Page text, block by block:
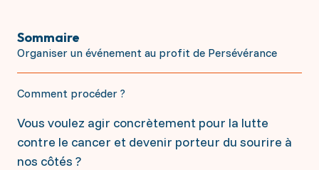
Interception : la prévention personnalisée
La génétique constitutionnelle
Les séquelles des traitements
Le soutien aux jeunes chercheurs 2026
Vos dons agissent
Les défis et enjeux contre le Cancer
Ensemble, continuons le combat.
Soutenir financièrement
S'engager en mécénat d'entreprise
Collecter en mémoire d'un proche
Transmettre par legs, donation ou assurance vie
Donner via l'IFI
Vous voulez agir concrètement pour la lutte
contre le cancer et devenir porteur du sourire à
nos côtés ?
Sommaire
Organiser un événement au profit de Persévérance
Comment procéder ?